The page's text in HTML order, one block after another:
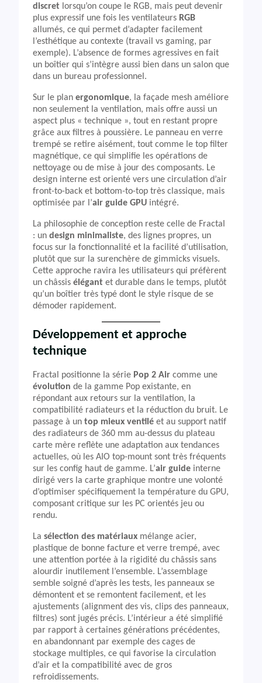
discret lorsqu’on coupe le RGB, mais peut devenir
plus expressif une fois les ventilateurs RGB
allumés, ce qui permet d’adapter facilement
l’esthétique au contexte (travail vs gaming, par
exemple). L’absence de formes agressives en fait
un boîtier qui s’intègre aussi bien dans un salon que
dans un bureau professionnel.
Sur le plan ergonomique, la façade mesh améliore
non seulement la ventilation, mais offre aussi un
aspect plus « technique », tout en restant propre
grâce aux filtres à poussière. Le panneau en verre
trempé se retire aisément, tout comme le top filter
magnétique, ce qui simplifie les opérations de
nettoyage ou de mise à jour des composants. Le
design interne est orienté vers une circulation d’air
front-to-back et bottom-to-top très classique, mais
optimisée par l’air guide GPU intégré.
La philosophie de conception reste celle de Fractal
: un design minimaliste, des lignes propres, un
focus sur la fonctionnalité et la facilité d’utilisation,
plutôt que sur la surenchère de gimmicks visuels.
Cette approche ravira les utilisateurs qui préfèrent
un châssis élégant et durable dans le temps, plutôt
qu’un boîtier très typé dont le style risque de se
démoder rapidement.
Développement et approche
technique
Fractal positionne la série Pop 2 Air comme une
évolution de la gamme Pop existante, en
répondant aux retours sur la ventilation, la
compatibilité radiateurs et la réduction du bruit. Le
passage à un top mieux ventilé et au support natif
des radiateurs de 360 mm au-dessus du plateau
carte mère reflète une adaptation aux tendances
actuelles, où les AIO top-mount sont très fréquents
sur les config haut de gamme. L’air guide interne
dirigé vers la carte graphique montre une volonté
d’optimiser spécifiquement la température du GPU,
composant critique sur les PC orientés jeu ou
rendu.
La sélection des matériaux mélange acier,
plastique de bonne facture et verre trempé, avec
une attention portée à la rigidité du châssis sans
alourdir inutilement l’ensemble. L’assemblage
semble soigné d’après les tests, les panneaux se
démontent et se remontent facilement, et les
ajustements (alignment des vis, clips des panneaux,
filtres) sont jugés précis. L’intérieur a été simplifié
par rapport à certaines générations précédentes,
en abandonnant par exemple des cages de
stockage multiples, ce qui favorise la circulation
d’air et la compatibilité avec de gros
refroidissements.